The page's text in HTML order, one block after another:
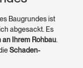
Baugrundes ist
abgesackt. Es
Ihrem Rohbau.
Schaden­